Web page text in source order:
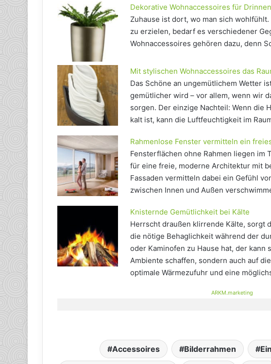
Dekorative Wohnaccessoires für
Zuhause ist dort, wo man sich
zu erzielen, bedarf es verschiedener
Wohnaccessoires gehören dazu, denn
Mit stylischen Wohnaccessoires das
Das Schöne an ungemütlichem Wetter
gemütlicher wird – vor allem, wenn wir
sorgen. Der einzige Nachteil: Wenn die
kalt ist, kann die Luftfeuchtigkeit im
Rahmenlose Fenster vermitteln ein
Fensterflächen ohne Rahmen liegen im
für eine freie, moderne Architektur mit
Fassaden vermitteln dabei ein Gefühl
zwischen Innen und Außen
Knisternde Gemütlichkeit bei Kälte
Herrscht draußen klirrende Kälte, sorgt
die nötige Behaglichkeit während der
oder Kaminofen zu Hause hat, der
Ambiente schaffen, sondern auch auf
optimale Wärmezufuhr und eine
ARKM.marketing
Accessoires Bilderrahmen